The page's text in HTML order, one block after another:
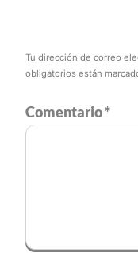
Tu dirección de correo
obligatorios están
Comentario*